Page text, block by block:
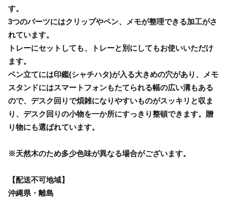
す。
3つのパーツにはクリップやペン、メモが整理できる加工がさ
れています。
トレーにセットしても、トレーと別にしてもお使いいただけ
ます。
ペン立てには印鑑(シャチハタ)が入る大きめの穴があり、メモ
スタンドにはスマートフォンもたてられる幅の広い溝もある
ので、デスク回りで煩雑になりやすいものがスッキリと収ま
り、デスク回りの小物を一か所にすっきり整頓できます。贈
り物にも選ばれています。
※天然木のため多少色味が異なる場合がございます。
【配送不可地域】
沖縄県・離島